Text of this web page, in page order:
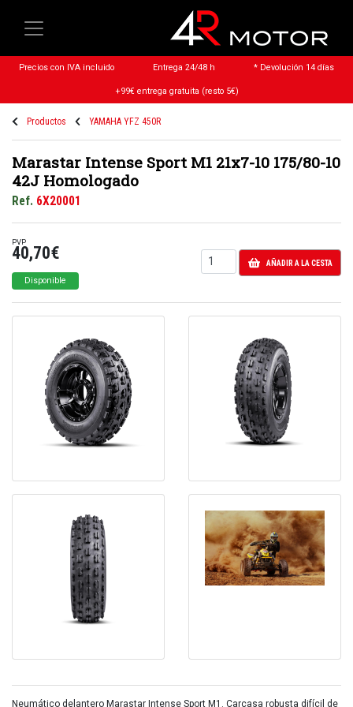
Precios con IVA incluido Entrega 24/48 h * Devolución 14 días
+99€ entrega gratuita (resto 5€)
Productos YAMAHA YFZ 450R
Marastar Intense Sport M1 21x7-10 175/80-10
42J Homologado
Ref. 6X20001
PVP
40,70€
Disponible
AÑADIR A LA CESTA
Neumático delantero Marastar Intense Sport M1. Carcasa robusta difícil de